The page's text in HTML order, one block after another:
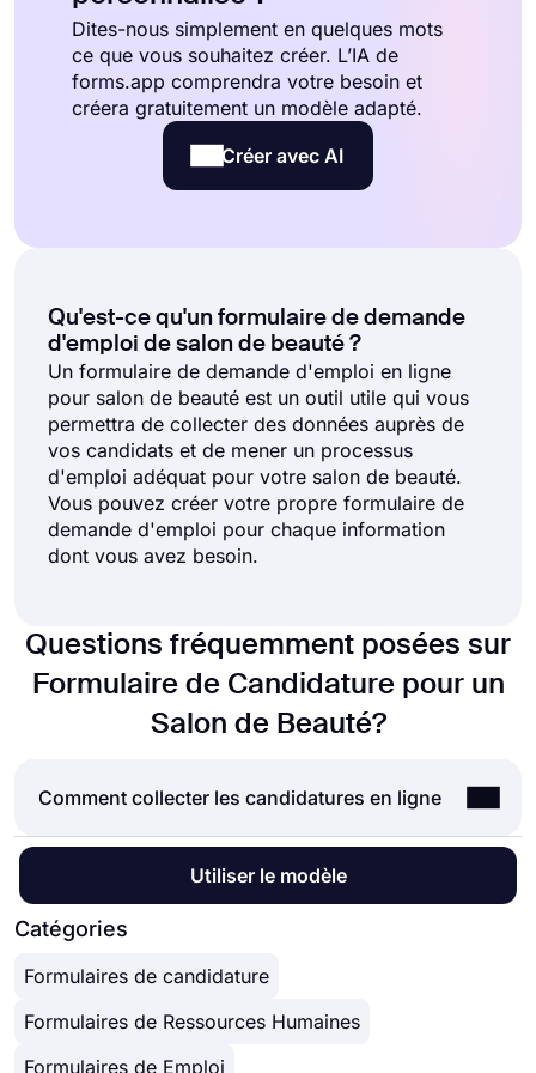
Dites-nous simplement en quelques mots
ce que vous souhaitez créer. L’IA de
forms.app comprendra votre besoin et
créera gratuitement un modèle adapté.
Créer avec AI
Qu'est-ce qu'un formulaire de demande
d'emploi de salon de beauté ?
Un formulaire de demande d'emploi en ligne
pour salon de beauté est un outil utile qui vous
permettra de collecter des données auprès de
vos candidats et de mener un processus
d'emploi adéquat pour votre salon de beauté.
Vous pouvez créer votre propre formulaire de
demande d'emploi pour chaque information
dont vous avez besoin.
Questions fréquemment posées sur
Formulaire de Candidature pour un
Salon de Beauté?
Comment collecter les candidatures en ligne
Accepter les candidatures en ligne est aujourd’hui
une norme pour presque toutes les entreprises.
Qu'il s'agisse de candidatures à un emploi, de
candidatures en ligne peut vous faire gagner du
comment accepter les candidatures en ligne,
quelle est la meilleure manière? La réponse réside
Utiliser le modèle
Catégories
Formulaires de candidature
Formulaires de Ressources Humaines
Formulaires de Emploi